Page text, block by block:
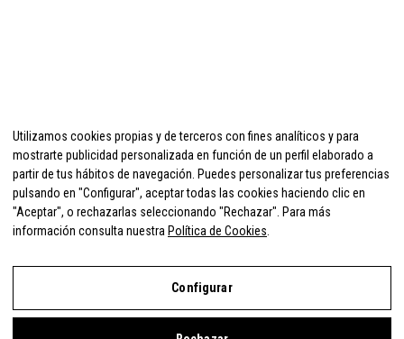
Utilizamos cookies propias y de terceros con fines analíticos y para
mostrarte publicidad personalizada en función de un perfil elaborado a
partir de tus hábitos de navegación. Puedes personalizar tus preferencias
pulsando en "Configurar", aceptar todas las cookies haciendo clic en
"Aceptar", o rechazarlas seleccionando "Rechazar". Para más
información consulta nuestra Política de Cookies
Configurar